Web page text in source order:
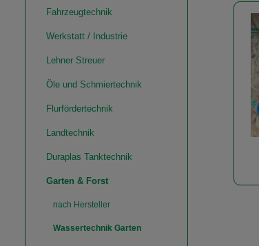
Fahrzeugtechnik
Werkstatt / Industrie
Lehner Streuer
Öle und Schmiertechnik
Flurfördertechnik
Landtechnik
Duraplas Tanktechnik
Garten & Forst
nach Hersteller
Wassertechnik Garten